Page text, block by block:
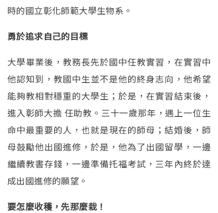
時的國立彰化師範大學生物系。
勇於追求自己的目標
大學畢業後，教務長先於國中任教實習，在實習中
他認知到，教國中生並不是他的終身志向，他希望
能夠教相對穩重的大學生；於是，在實習結束後，
進入彰師大擔 任助教。三十一歲那年，遇上一位生
命中最重要的人，也就是現在的師母；結婚後，師
母鼓勵他出國進修，於是，他為了出國留學，一邊
繼續教書存錢，一邊準備托福考試，三年內終於達
成出國進修的願望。
要怎麼收穫，先那麼栽！